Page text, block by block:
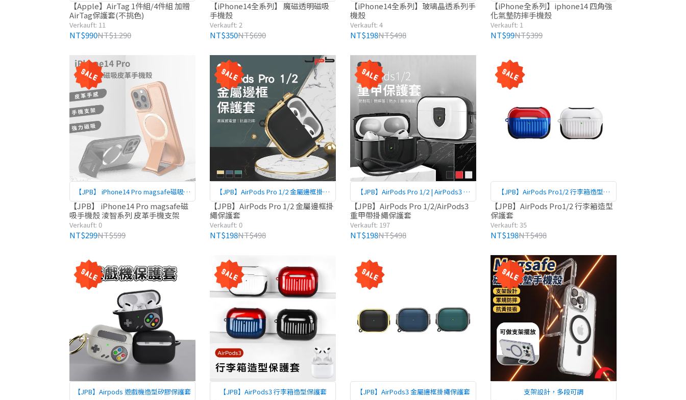
【Apple】AirTag 1件組/4件組 加贈
AirTag保護套(不挑色)
Verkauft: 11
NT$990NT$1.290
【iPhone14全系列】 魔磁透明磁吸
手機殼
Verkauft: 2
NT$350NT$690
【iPhone14全系列】玻璃晶透系列手
機殼
Verkauft: 4
NT$198NT$498
【iPhone全系列】iphone14 四角強
化氣墊防摔手機殼
Verkauft: 1
NT$99NT$399
【JPB】 iPhone14 Pro magsafe磁吸手
機殼 淩智系列 皮革手機支架
【JPB】 iPhone14 Pro magsafe磁
吸手機殼 淩智系列 皮革手機支架
Verkauft: 0
NT$299NT$599
【JPB】AirPods Pro 1/2 金屬邊框掛繩
保護套
【JPB】AirPods Pro 1/2 金屬邊框掛
繩保護套
Verkauft: 0
NT$198NT$498
【JPB】AirPods Pro 1/2 | AirPods3 重
甲帶掛繩保護套
【JPB】AirPods Pro 1/2/AirPods3
重甲帶掛繩保護套
Verkauft: 197
NT$198NT$498
【JPB】AirPods Pro1/2 行李箱造型保
護套
【JPB】AirPods Pro1/2 行李箱造型
保護套
Verkauft: 35
NT$198NT$498
【JPB】Airpods 遊戲機造型矽膠保護套 【JPB】AirPods3 行李箱造型保護套 【JPB】AirPods3 金屬邊框掛繩保護套 支架設計，多段可調